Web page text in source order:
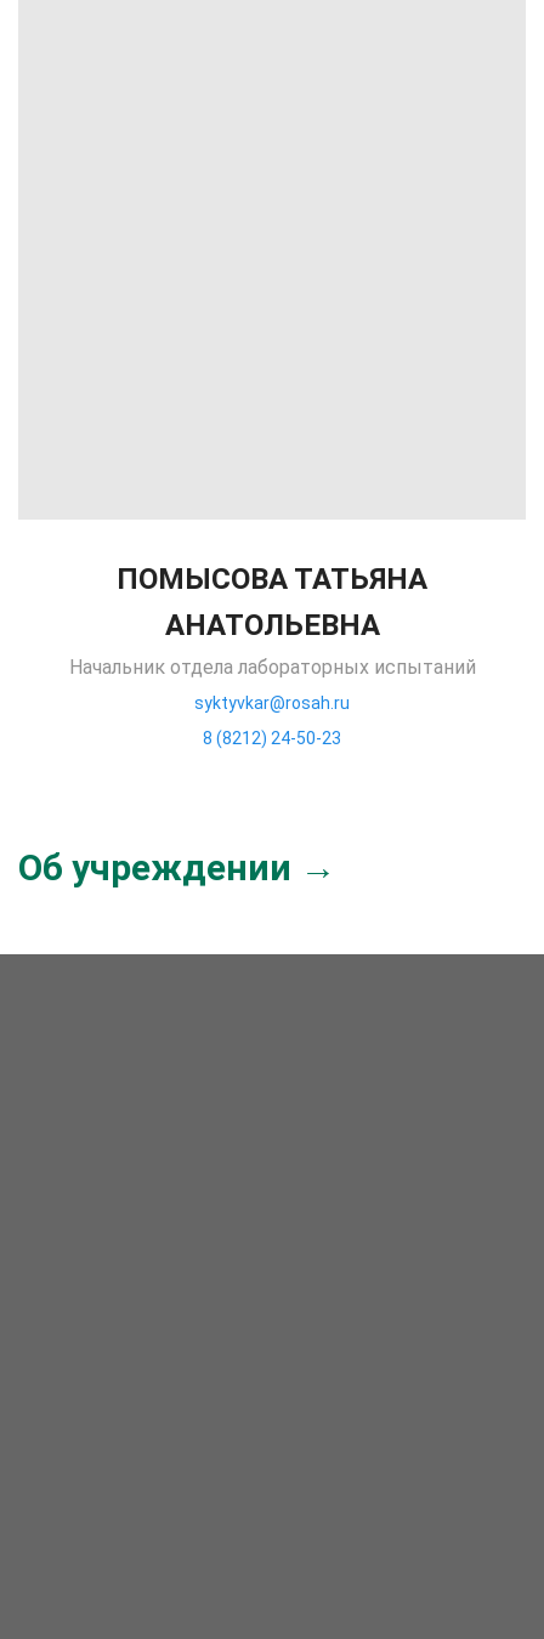
ПОМЫСОВА ТАТЬЯНА
АНАТОЛЬЕВНА
Начальник отдела лабораторных испытаний
syktyvkar@rosah.ru
8 (8212) 24-50-23
Об учреждении →